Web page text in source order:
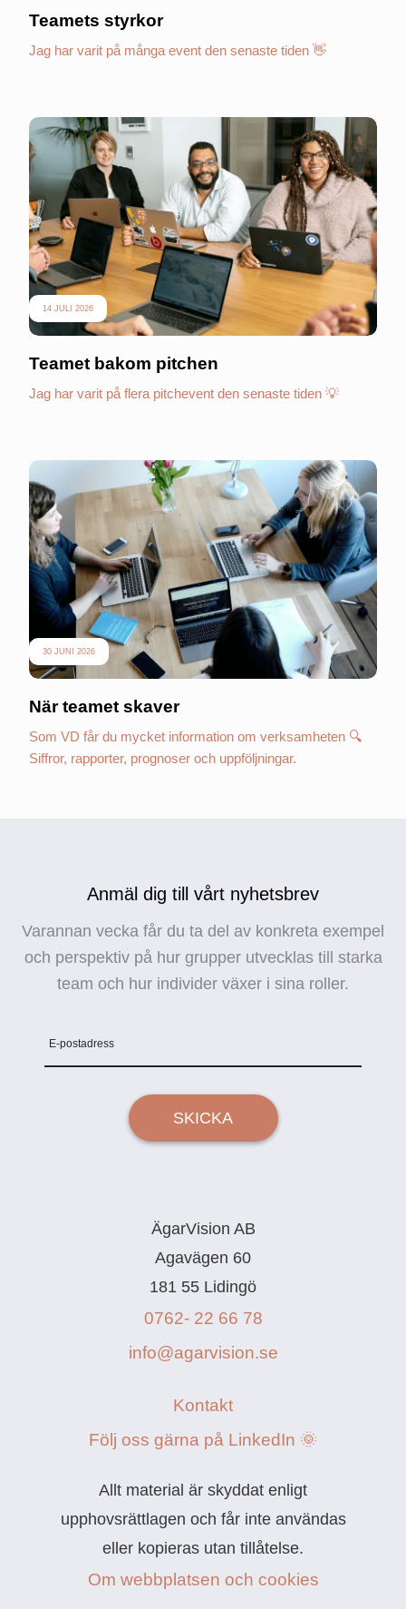
Teamets styrkor
Jag har varit på många event den senaste tiden 👋
14 JULI 2026
Teamet bakom pitchen
Jag har varit på flera pitchevent den senaste tiden 💡
30 JUNI 2026
När teamet skaver
Som VD får du mycket information om verksamheten 🔍
Siffror, rapporter, prognoser och uppföljningar.
Anmäl dig till vårt nyhetsbrev
Varannan vecka får du ta del av konkreta exempel
och perspektiv på hur grupper utvecklas till starka
team och hur individer växer i sina roller.
E-postadress
SKICKA
ÄgarVision AB
Agavägen 60
181 55 Lidingö
0762- 22 66 78
info@agarvision.se
Kontakt
Följ oss gärna på LinkedIn 🌞
Allt material är skyddat enligt
upphovsrättlagen och får inte användas
eller kopieras utan tillåtelse.
Om webbplatsen och cookies